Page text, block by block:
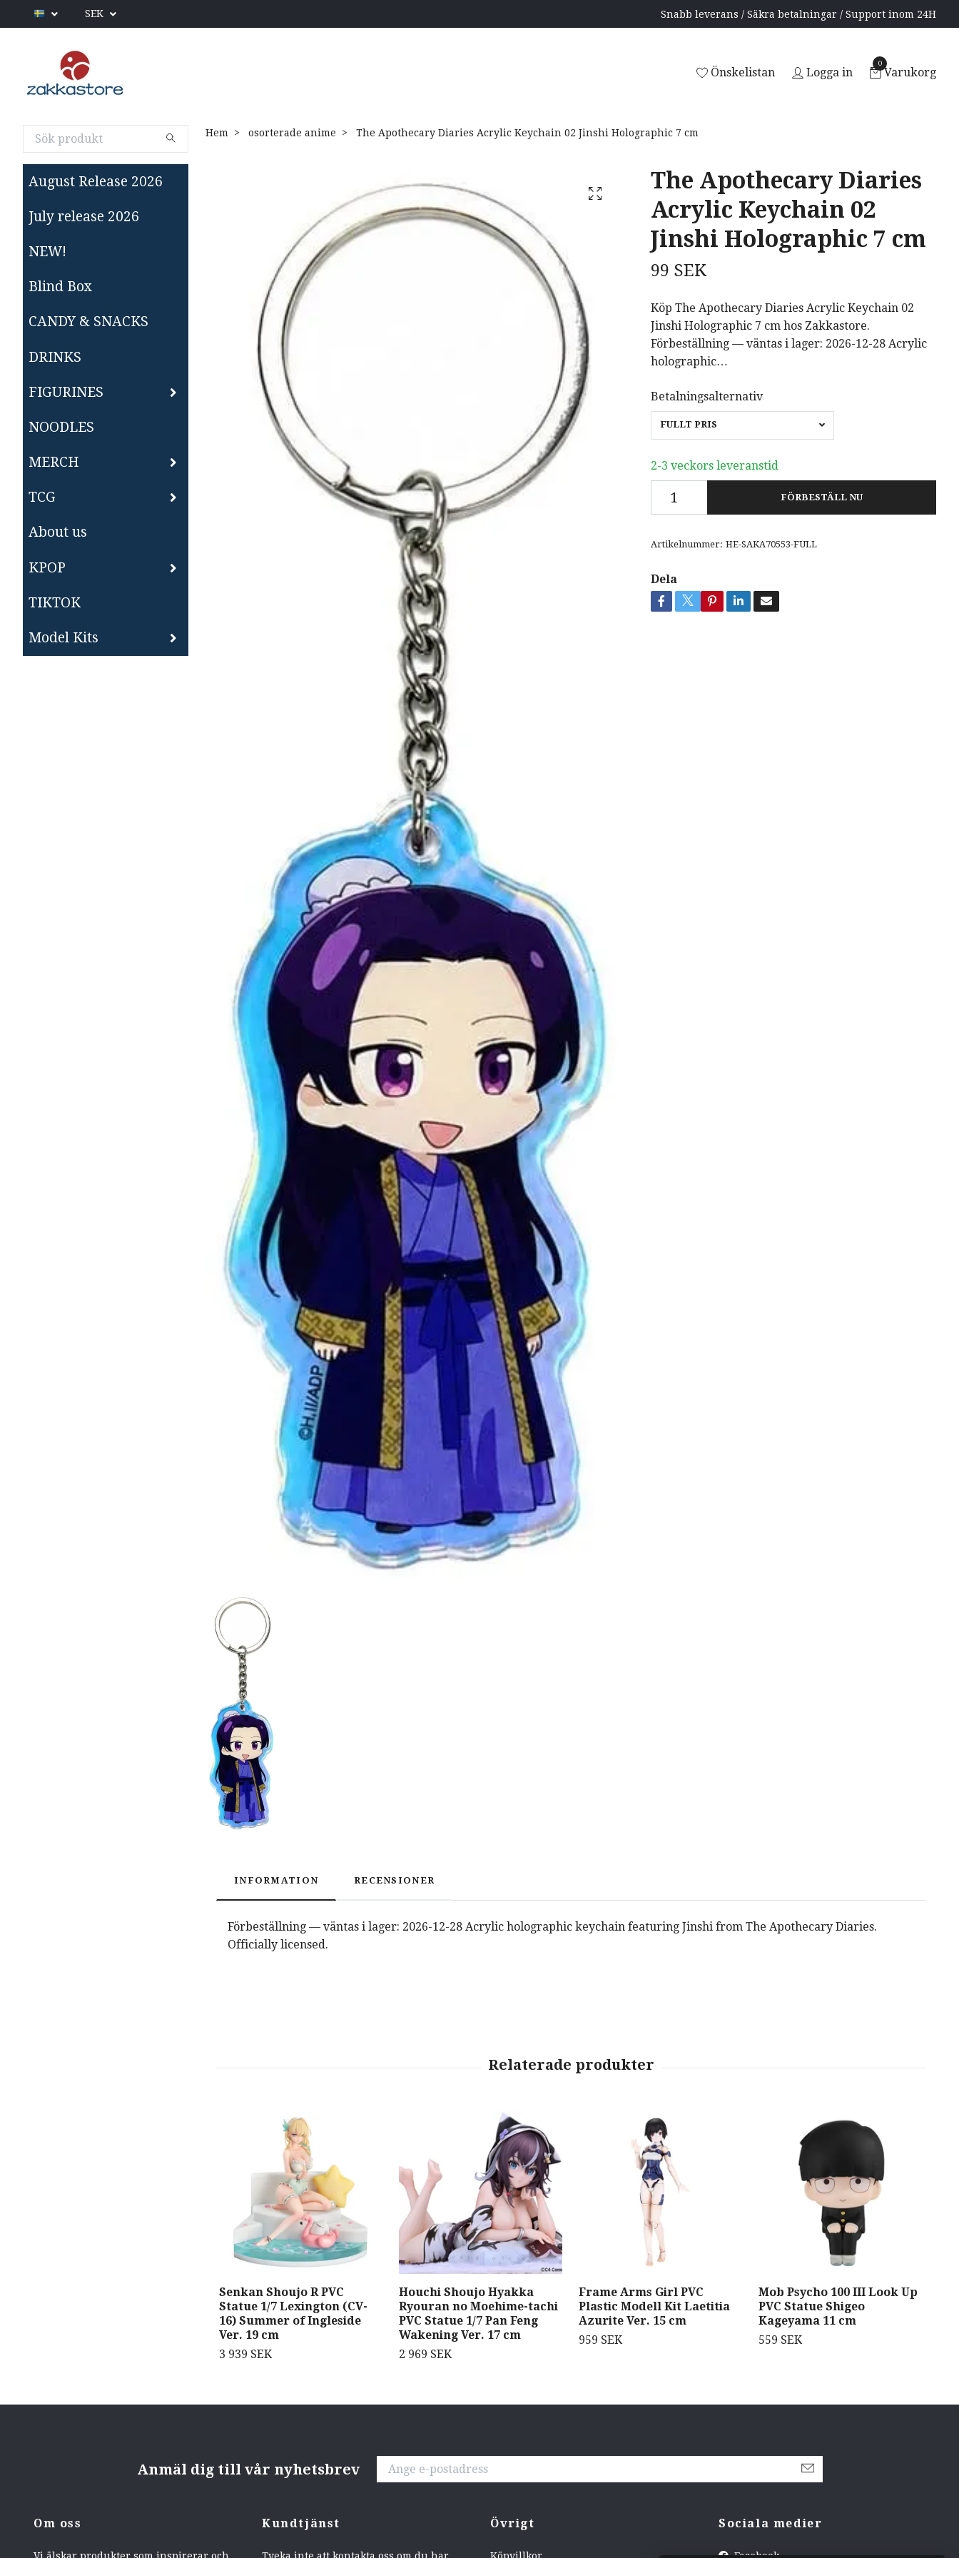
SEK Snabb leverans / Säkra betalningar / Support inom 24H
Önskelistan Logga in
0
Varukorg
August Release 2026
July release 2026
NEW!
Blind Box
CANDY & SNACKS
DRINKS
FIGURINES
NOODLES
MERCH
TCG
About us
KPOP
TIKTOK
Model Kits
Hem osorterade anime The Apothecary Diaries Acrylic Keychain 02 Jinshi Holographic 7 cm
The Apothecary Diaries
Acrylic Keychain 02
Jinshi Holographic 7 cm
99 SEK
Köp The Apothecary Diaries Acrylic Keychain 02
Jinshi Holographic 7 cm hos Zakkastore.
Förbeställning — väntas i lager: 2026-12-28 Acrylic
holographic…
Betalningsalternativ
FULLT PRIS
2-3 veckors leveranstid
FÖRBESTÄLL NU
Artikelnummer: HE-SAKA70553-FULL
Dela
INFORMATION RECENSIONER
Förbeställning — väntas i lager: 2026-12-28 Acrylic holographic keychain featuring Jinshi from The Apothecary Diaries.
Officially licensed.
Senkan Shoujo R PVC
Statue 1/7 Lexington (CV-
16) Summer of Ingleside
Ver. 19 cm
3 939 SEK
Houchi Shoujo Hyakka
Ryouran no Moehime-tachi
PVC Statue 1/7 Pan Feng
Wakening Ver. 17 cm
2 969 SEK
Frame Arms Girl PVC
Plastic Modell Kit Laetitia
Azurite Ver. 15 cm
959 SEK
Mob Psycho 100 III Look Up
PVC Statue Shigeo
Kageyama 11 cm
559 SEK
Anmäl dig till vår nyhetsbrev
Om oss Kundtjänst Övrigt Sociala medier